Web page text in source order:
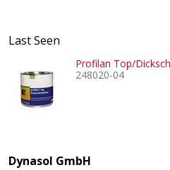
Last Seen
Profilan Top/
248020-04
Dynasol GmbH